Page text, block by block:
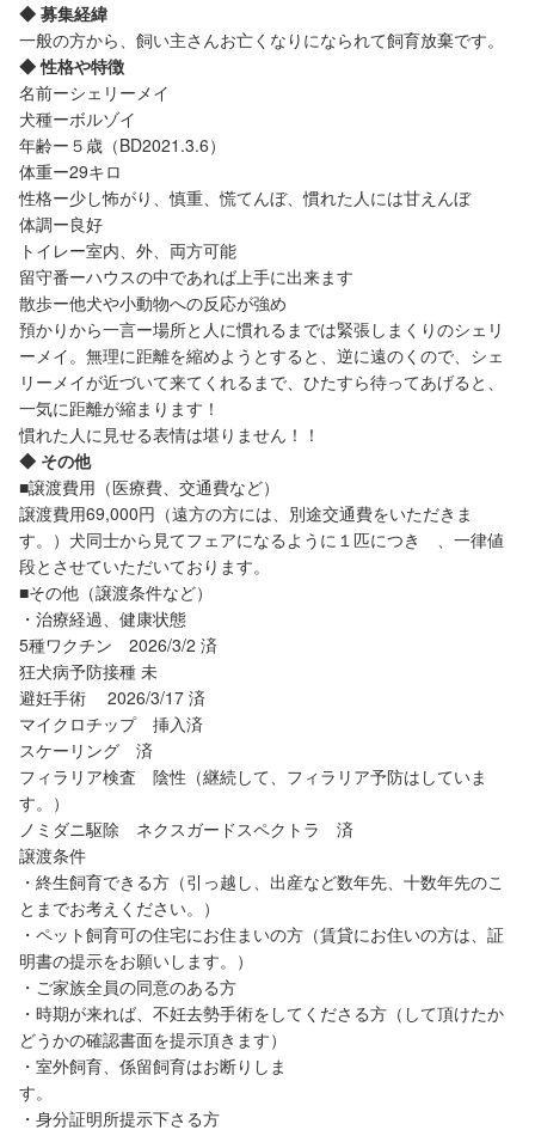
◆ 募集経緯
一般の方から、飼い主さんお亡くなりになられて飼育放棄です。
◆ 性格や特徴
名前ーシェリーメイ
犬種ーボルゾイ
年齢ー５歳（BD2021.3.6）
体重ー29キロ
性格ー少し怖がり、慎重、慌てんぼ、慣れた人には甘えんぼ
体調ー良好
トイレー室内、外、両方可能
留守番ーハウスの中であれば上手に出来ます
散歩ー他犬や小動物への反応が強め
預かりから一言ー場所と人に慣れるまでは緊張しまくりのシェリ
ーメイ。無理に距離を縮めようとすると、逆に遠のくので、シェ
リーメイが近づいて来てくれるまで、ひたすら待ってあげると、
一気に距離が縮まります！
慣れた人に見せる表情は堪りません！！
◆ その他
■譲渡費用（医療費、交通費など）
譲渡費用69,000円（遠方の方には、別途交通費をいただきま
す。）犬同士から見てフェアになるように１匹につき 、一律値
段とさせていただいております。
■その他（譲渡条件など）
・治療経過、健康状態
5種ワクチン 2026/3/2 済
狂犬病予防接種 未
避妊手術 2026/3/17 済
マイクロチップ 挿入済
スケーリング 済
フィラリア検査 陰性（継続して、フィラリア予防はしていま
す。）
ノミダニ駆除 ネクスガードスペクトラ 済
譲渡条件
・終生飼育できる方（引っ越し、出産など数年先、十数年先のこ
とまでお考えください。）
・ペット飼育可の住宅にお住まいの方（賃貸にお住いの方は、証
明書の提示をお願いします。）
・ご家族全員の同意のある方
・時期が来れば、不妊去勢手術をしてくださる方（して頂けたか
どうかの確認書面を提示頂きます）
・室外飼育、係留飼育はお断りしま
す。
・身分証明所提示下さる方